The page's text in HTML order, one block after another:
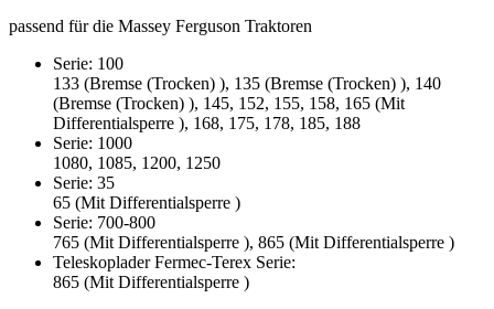
passend für die Massey Ferguson Traktoren
Serie: 100
133 (Bremse (Trocken) ), 135 (Bremse (Trocken) ), 140
(Bremse (Trocken) ), 145, 152, 155, 158, 165 (Mit
Differentialsperre ), 168, 175, 178, 185, 188
Serie: 1000
1080, 1085, 1200, 1250
Serie: 35
65 (Mit Differentialsperre )
Serie: 700-800
765 (Mit Differentialsperre ), 865 (Mit Differentialsperre )
Teleskoplader Fermec-Terex Serie:
865 (Mit Differentialsperre )